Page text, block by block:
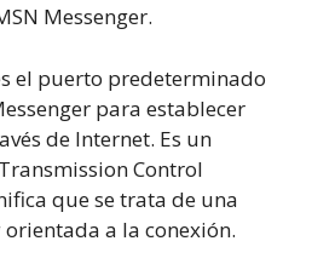
Messenger.
el puerto predeterminado
para establecer
de Internet. Es un
Control
que se trata de una
a la conexión.